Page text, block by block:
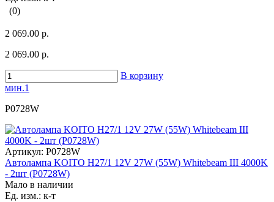
(0)
2 069.00 р.
2 069.00 р.
В корзину
мин.1
P0728W
Артикул: P0728W
Автолампа KOITO H27/1 12V 27W (55W) Whitebeam III 4000K
- 2шт (P0728W)
Мало в наличии
Ед. изм.: к-т